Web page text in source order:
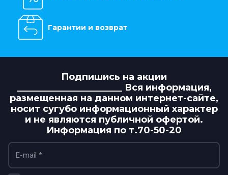
Гарантии и возврат
Подпишись на акции
_______________________ Вся информация,
размещенная на данном интернет-сайте,
носит сугубо информационный характер
и не являются публичной офертой.
Информация по т.70-50-20